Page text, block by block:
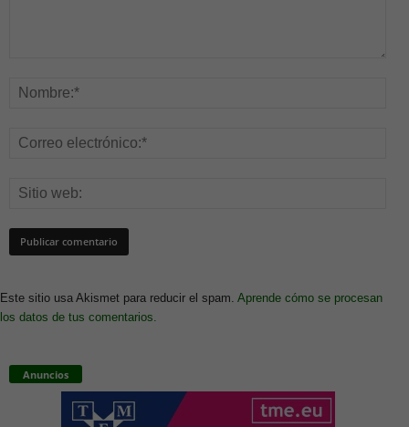
Este sitio usa Akismet para reducir el spam. Aprende cómo se procesan
los datos de tus comentarios.
Anuncios